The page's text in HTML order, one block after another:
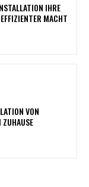
IHRE
MACHT
VON